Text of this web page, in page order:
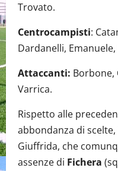
Trovato.
Centrocampisti:
Dardanelli,
Attaccanti: Borbone,
Varrica.
Rispetto alle
abbondanza di
Giuffrida, che
assenze di Fichera